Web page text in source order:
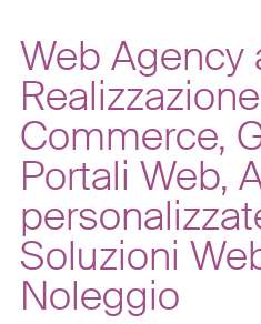
Web Agency
Commerce,
Portali Web,
Soluzioni
Noleggio